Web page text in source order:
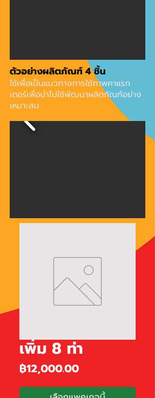
ตัวอย่างผลิตภัณฑ์ 4 ชิ้น
ใช้เพื่อเป็นแนวทางการใช้ภาพคาแรก
เตอร์เพื่อนำไปใช้พัฒนาผลิตภัณฑ์อย่าง
เหมาะสม
เพิ่ม 8 ท่า
฿12,000.00ราคา